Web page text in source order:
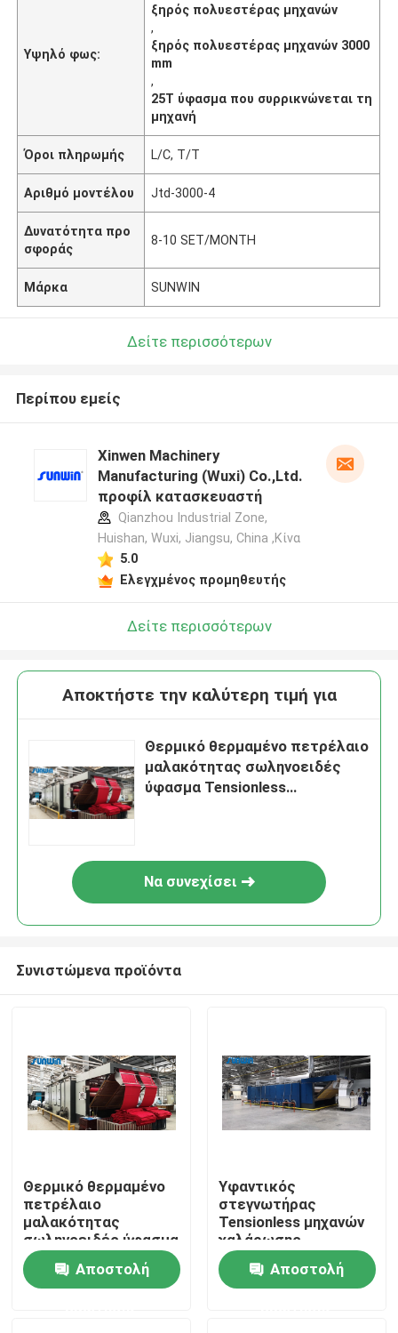
Σπίτι
Προϊόντα
Υψηλό φως:
ξηρός πολυεστέρας μηχανών
,
ξηρός πολυεστέρας μηχανών 3000
mm
,
25T ύφασμα που συρρικνώνεται τη
μηχανή
Όροι πληρωμής L/C, T/T
Αριθμό μοντέλου Jtd-3000-4
Δυνατότητα προ
σφοράς
8-10 SET/MONTH
Μάρκα SUNWIN
Δείτε περισσότερων
Περίπου εμείς
Xinwen Machinery
Manufacturing (Wuxi) Co.,Ltd.
προφίλ κατασκευαστή
Qianzhou Industrial Zone,
Huishan, Wuxi, Jiangsu, China ,Κίνα
5.0
Ελεγχμένος προμηθευτής
Δείτε περισσότερων
Αποκτήστε την καλύτερη τιμή για
Θερμικό θερμαμένο πετρέλαιο
μαλακότητας σωληνοειδές
ύφασμα Tensionless
Να συνεχίσει
Συνιστώμενα προϊόντα
Θερμικό θερμαμένο
πετρέλαιο
μαλακότητας
σωληνοειδές ύφασμα
Tensionless
πολυεστέρα μηχανών
ξηρό που
Αποστολή
Υφαντικός
στεγνωτήρας
Tensionless μηχανών
χαλάρωσης
υφάσματος 170
βαθμού θερμαμένος
αέριο
Αποστολή